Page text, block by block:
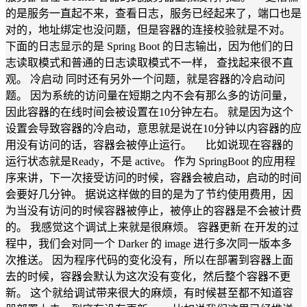
的是服务一直起不来，查看日志，服务已经起来了，端口也是
对的，地址绑定也没问题，但是容器的连接校验就是不对。
下面的日志显示的是 Spring Boot 的日志输出，因为他们的日
志读取模式和普通的日志读取模式不一样， 查找起来很不直
观。 冷启动 同时还有另外一个问题，就是容器的冷启动问
题。 因为系统的访问量在短期之内不会有那么多的访问量，
因此容器的在线时间会被设置在10分钟左右。 就是因为这个
设置会导致容器的冷启动，意思就是说在10分钟以内容器的应
用没有访问的话，容器会被停止运行。 比如说现在容器的
运行状态就是Ready，不是 active。 作为 SpringBoot 的应用程
序来讲，下一次接受访问的时候，容器会被启动，启动的时间
会要好几分钟。 据说这样做的目的是为了节约使用费用，因
为当没有访问的时候容器被停止，被停止的容器是不会被计费
的。 我感觉这个调试上来就是很麻烦。 容器更新 在开发的过
程中，我们会对同一个 Darker 的 image 进行多次同一版本多
次推送。 因为程序代码的变化没有，所以在部署到容器上面
去的时候，容器会默认为这次没有变化，然后整个容器不更
新。 这个就给调试带来很大的麻烦，有时候甚至都不知道容